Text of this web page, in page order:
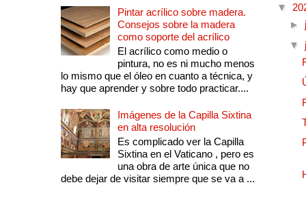
Pintar acrílico sobre madera.
Consejos sobre la madera
como soporte del acrílico
El acrílico como medio o
pintura, no es ni mucho menos
lo mismo que el óleo en cuanto a técnica, y
hay que aprender y sobre todo practicar....
Imágenes de la Capilla Sixtina
en alta resolución
Es complicado ver la Capilla
Sixtina en el Vaticano , pero es
una obra de arte única que no
debe dejar de visitar siempre que se va a ...
▼
►
▼